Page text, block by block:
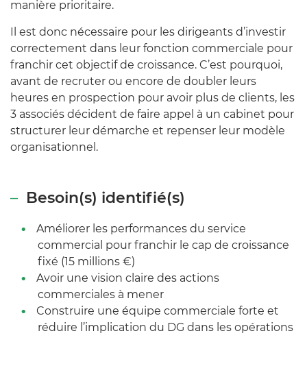
manière prioritaire.
Il est donc nécessaire pour les dirigeants d’investir
correctement dans leur fonction commerciale pour
franchir cet objectif de croissance. C’est pourquoi,
avant de recruter ou encore de doubler leurs
heures en prospection pour avoir plus de clients, les
3 associés décident de faire appel à un cabinet pour
structurer leur démarche et repenser leur modèle
organisationnel.
Besoin(s) identifié(s)
Améliorer les performances du service
commercial pour franchir le cap de croissance
fixé (15 millions €)
Avoir une vision claire des actions
commerciales à mener
Construire une équipe commerciale forte et
réduire l’implication du DG dans les opérations